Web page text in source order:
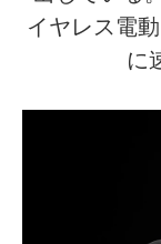
イヤレス電
に